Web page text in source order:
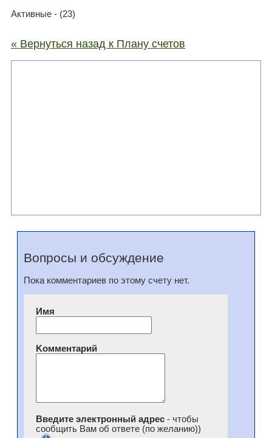
Активные - (23)
« Вернуться назад к Плану счетов
Вопросы и обсуждение
Пока комментариев по этому счету нет.
Имя
Kомментарий
Введите электронный адрес- чтобы
сообщить Вам об ответе (по желанию))